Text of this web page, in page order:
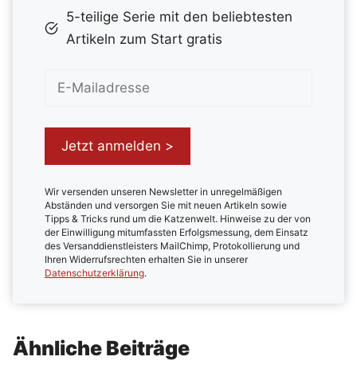
5-teilige Serie mit den beliebtesten
Artikeln zum Start gratis
Wir versenden unseren Newsletter in unregelmäßigen
Abständen und versorgen Sie mit neuen Artikeln sowie
Tipps & Tricks rund um die Katzenwelt. Hinweise zu der von
der Einwilligung mitumfassten Erfolgsmessung, dem Einsatz
des Versanddienstleisters MailChimp, Protokollierung und
Ihren Widerrufsrechten erhalten Sie in unserer
Datenschutzerklärung.
Ähnliche Beiträge